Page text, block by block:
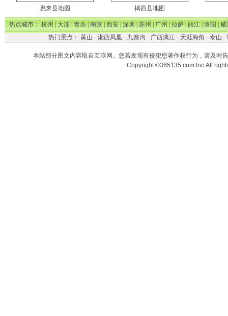
惠来县地图 揭西县地图
热点城市：杭州|大连|青岛|南京|西安|深圳|苏州|广州|拉萨|丽江|洛阳|威
热门景点： 黄山 - 湘西凤凰- 九寨沟 - 广西漓江- 天涯海角 - 泰山 -
本站部分图文内容取自互联网。您若发现有侵犯您著作权行为，请及时
Copyright ©365135.com Inc.All